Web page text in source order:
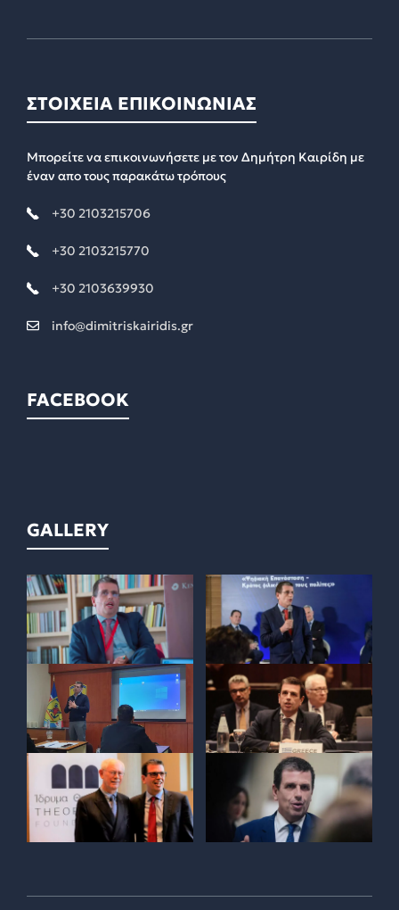
ΣΤΟΙΧΕΙΑ ΕΠΙΚΟΙΝΩΝΙΑΣ
Μπορείτε να επικοινωνήσετε με τον Δημήτρη Καιρίδη με
έναν απο τους παρακάτω τρόπους
+30 2103215706
+30 2103215770
+30 2103639930
info@dimitriskairidis.gr
FACEBOOK
GALLERY